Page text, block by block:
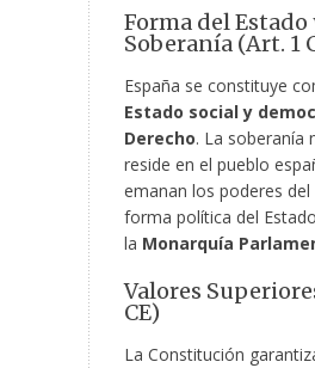
Forma del Estado
Soberanía (Art. 1
España se constituye
Estado social y
Derecho. La soberanía
reside en el pueblo
emanan los poderes del
forma política del
la Monarquía
Valores
CE)
La Constitución